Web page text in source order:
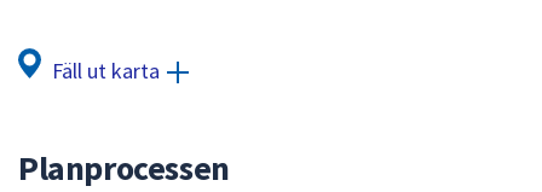
Fäll ut karta
Planprocessen